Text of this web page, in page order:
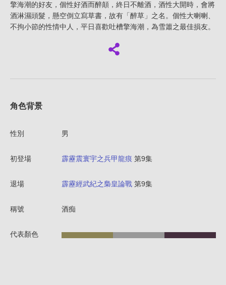
擎海潮的好友，個性好酒而醉顛，終日不離酒，酒性大開時，會將
酒淋濕頭髮，懸空倒立寫草書，故有「醉草」之名。個性大喇喇、
不拘小節的性情中人，平日喜歡吐槽擎海潮，為雪簫之最佳損友。
角色背景
性別 男
初登場 霹靂震寰宇之兵甲龍痕 第9集
退場 霹靂經武紀之梟皇論戰 第9集
稱號 酒痴
代表顏色